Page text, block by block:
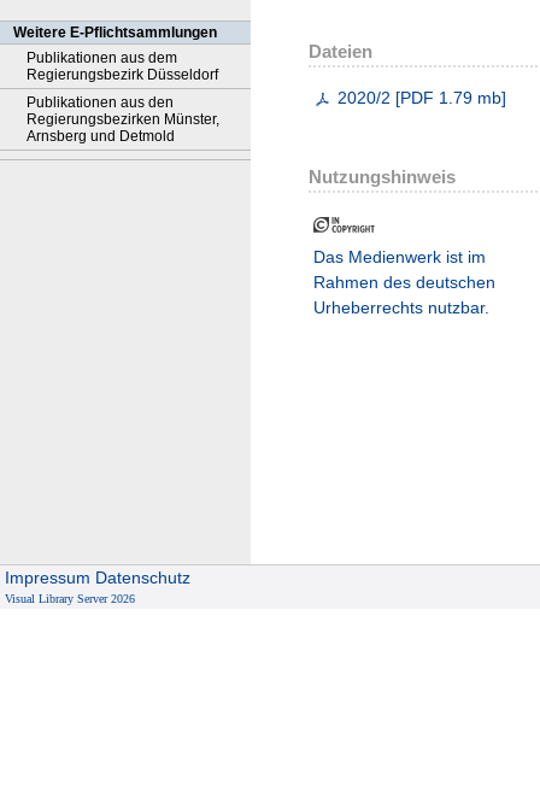
Weitere E-Pflichtsammlungen
Publikationen aus dem
Regierungsbezirk Düsseldorf
Publikationen aus den
Regierungsbezirken Münster,
Arnsberg und Detmold
Dateien
2020/2 [PDF 1.79 mb]
Nutzungshinweis
Das Medienwerk ist im
Rahmen des deutschen
Urheberrechts nutzbar.
Impressum Datenschutz
Visual Library Server 2026